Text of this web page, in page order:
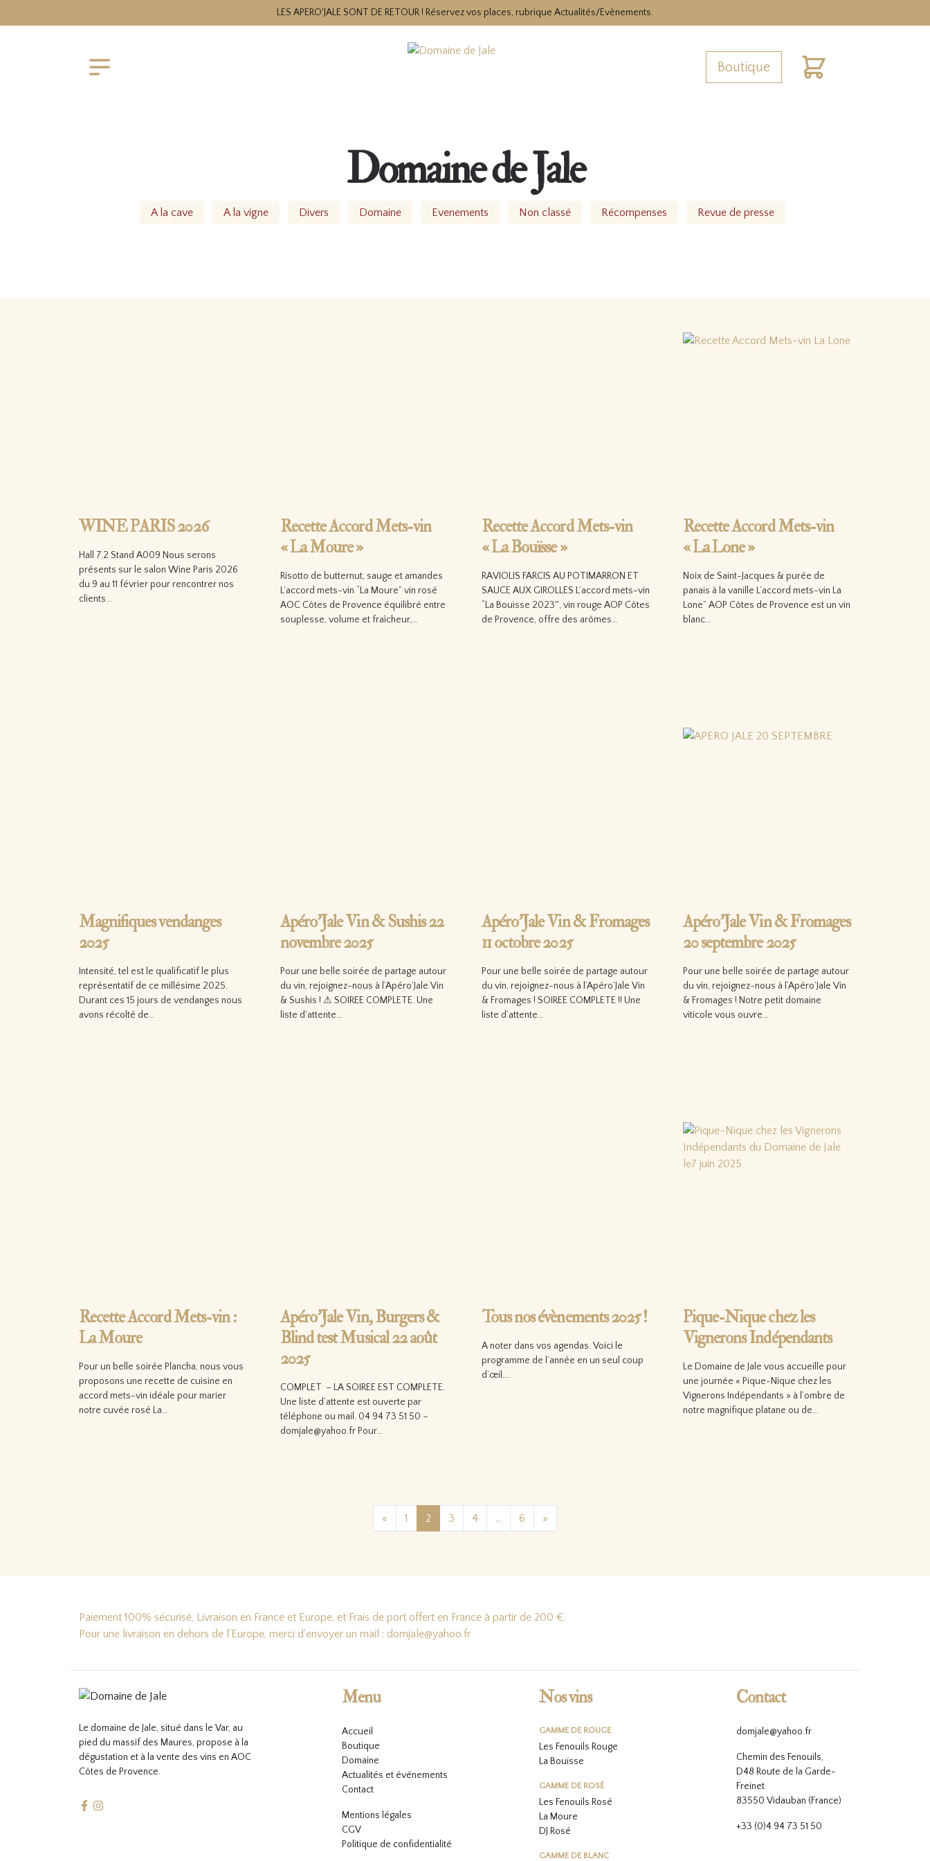
LES APERO'JALE SONT DE RETOUR ! Réservez vos places, rubrique Actualités/Evènements.
Boutique
Cart
Domaine de Jale
A la cave A la vigne Divers Domaine Evenements Non classé Récompenses Revue de presse
WINE PARIS 2026
Hall 7.2 Stand A009 Nous serons
présents sur le salon Wine Paris 2026
du 9 au 11 février pour rencontrer nos
clients…
Recette Accord Mets-vin
« La Moure »
Risotto de butternut, sauge et amandes
L’accord mets-vin “La Moure” vin rosé
AOC Côtes de Provence équilibré entre
souplesse, volume et fraîcheur,…
Recette Accord Mets-vin
« La Bouïsse »
RAVIOLIS FARCIS AU POTIMARRON ET
SAUCE AUX GIROLLES L’accord mets-vin
“La Bouïsse 2023″, vin rouge AOP Côtes
de Provence, offre des arômes…
Recette Accord Mets-vin
« La Lone »
Noix de Saint-Jacques & purée de
panais à la vanille L’accord mets-vin La
Lone” AOP Côtes de Provence est un vin
blanc…
Magnifiques vendanges
2025
Intensité, tel est le qualificatif le plus
représentatif de ce millésime 2025.
Durant ces 15 jours de vendanges nous
avons récolté de…
Apéro’Jale Vin & Sushis 22
novembre 2025
Pour une belle soirée de partage autour
du vin, rejoignez-nous à l’Apéro’Jale Vin
& Sushis ! ⚠ SOIREE COMPLETE. Une
liste d’attente…
Apéro’Jale Vin & Fromages
11 octobre 2025
Pour une belle soirée de partage autour
du vin, rejoignez-nous à l’Apéro’Jale Vin
& Fromages ! SOIREE COMPLETE !! Une
liste d’attente…
Apéro’Jale Vin & Fromages
20 septembre 2025
Pour une belle soirée de partage autour
du vin, rejoignez-nous à l’Apéro’Jale Vin
& Fromages ! Notre petit domaine
viticole vous ouvre…
Recette Accord Mets-vin :
La Moure
Pour un belle soirée Plancha, nous vous
proposons une recette de cuisine en
accord mets-vin idéale pour marier
notre cuvée rosé La…
Apéro’Jale Vin, Burgers &
Blind test Musical 22 août
2025
COMPLET – LA SOIREE EST COMPLETE.
Une liste d’attente est ouverte par
téléphone ou mail. 04 94 73 51 50 –
domjale@yahoo.fr Pour…
Tous nos évènements 2025 !
A noter dans vos agendas. Voici le
programme de l’année en un seul coup
d’œil….
Pique-Nique chez les
Vignerons Indépendants
Le Domaine de Jale vous accueille pour
une journée « Pique-Nique chez les
Vignerons Indépendants » à l’ombre de
notre magnifique platane ou de…
Posts navigation
« 1 2 3 4 … 6 »
Paiement 100% sécurisé, Livraison en France et Europe, et Frais de port offert en France à partir de 200 €.
Pour une livraison en dehors de l'Europe, merci d'envoyer un mail : domjale@yahoo.fr
Le domaine de Jale, situé dans le Var, au
pied du massif des Maures, propose à la
dégustation et à la vente des vins en AOC
Côtes de Provence.
Menu
Accueil
Boutique
Domaine
Actualités et événements
Contact
Mentions légales
CGV
Politique de confidentialité
Nos vins
GAMME DE ROUGE
Les Fenouils Rouge
La Bouïsse
GAMME DE ROSÉ
Les Fenouils Rosé
La Moure
DJ Rosé
GAMME DE BLANC
Contact
domjale@yahoo.fr
Chemin des Fenouils,
D48 Route de la Garde-
Freinet
83550 Vidauban (France)
+33 (0)4 94 73 51 50